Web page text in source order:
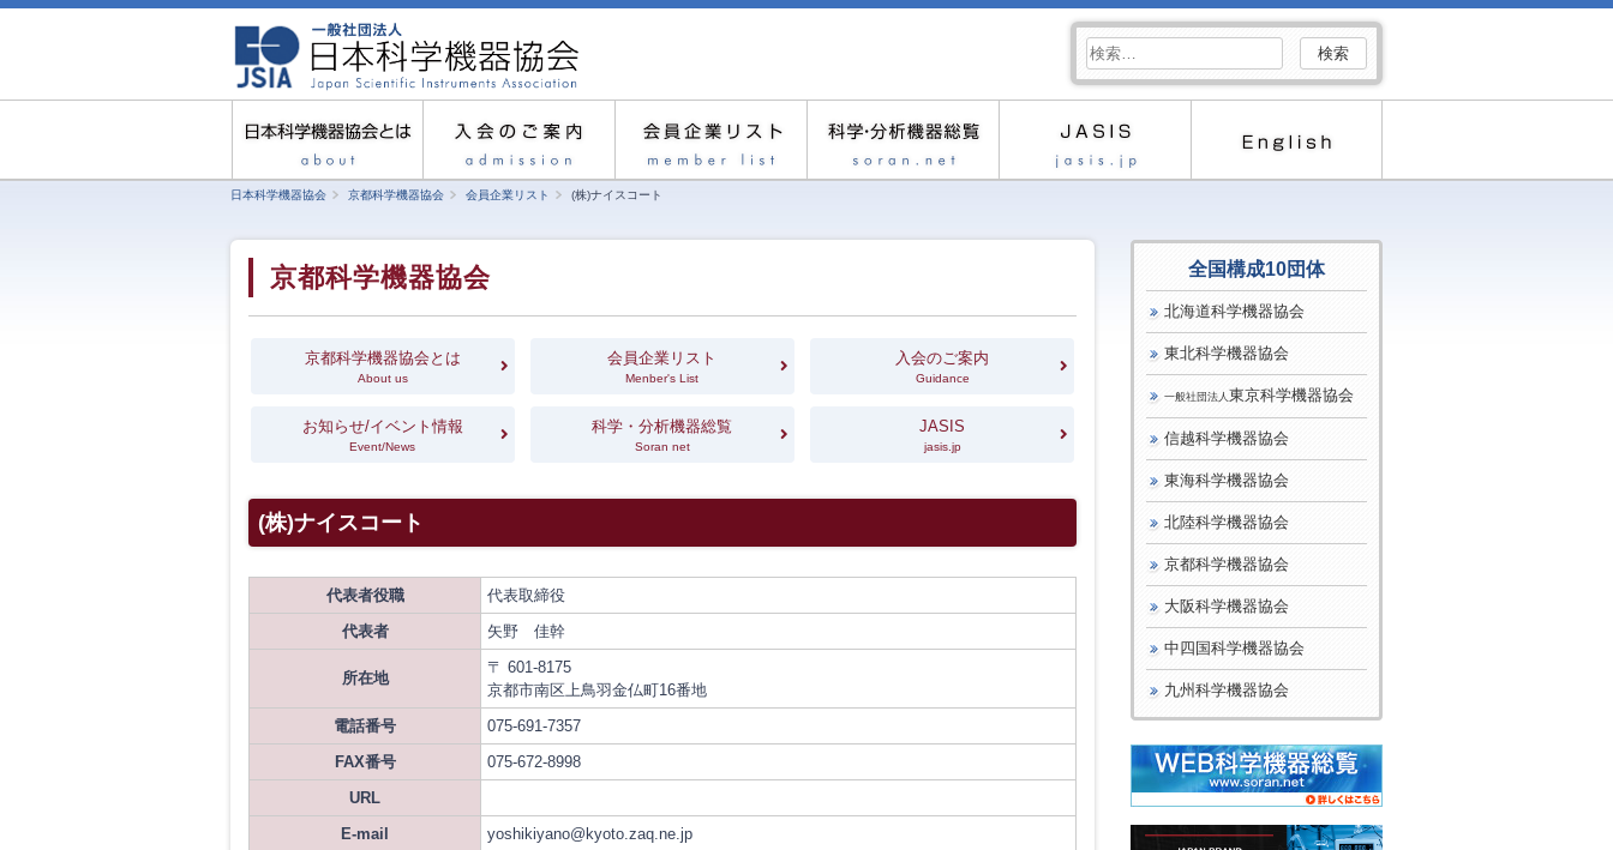
索:
日本科学機器協会 京都科学機器協会 会員企業リスト (株)ナイスコート
京都科学機器協会
京都科学機器協会とは
About us
会員企業リスト
Menber's List
入会のご案内
Guidance
お知らせ/イベント情報
Event/News
科学・分析機器総覧
Soran net
JASIS
jasis.jp
(株)ナイスコート
代表者役職
代表取締役
代表者
矢野 佳幹
所在地
〒 601-8175
京都市南区上鳥羽金仏町16番地
電話番号
075-691-7357
FAX番号
075-672-8998
URL
E-mail
yoshikiyano@kyoto.zaq.ne.jp
全国構成10団体
北海道科学機器協会
東北科学機器協会
一般社団法人 東京科学機器協会
信越科学機器協会
東海科学機器協会
北陸科学機器協会
京都科学機器協会
大阪科学機器協会
中四国科学機器協会
九州科学機器協会